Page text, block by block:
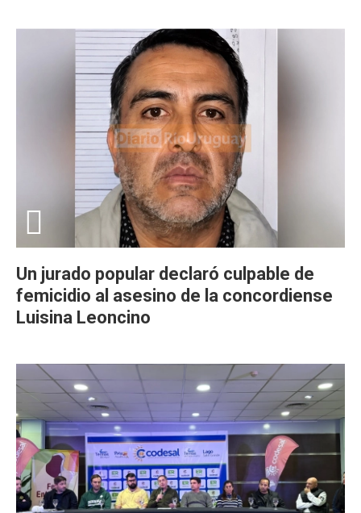
Un jurado popular declaró culpable de
femicidio al asesino de la concordiense
Luisina Leoncino